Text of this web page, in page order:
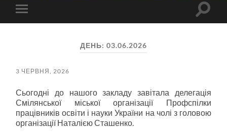
Перемкнути
мобільне
ДЕНЬ: 03.06.2026
3 ЧЕРВНЯ, 2026
Сьогодні до нашого закладу завітала делегація
Смілянської міської організації Профспілки
працівників освіти і науки України на чолі з головою
організації Наталією Сташенко.